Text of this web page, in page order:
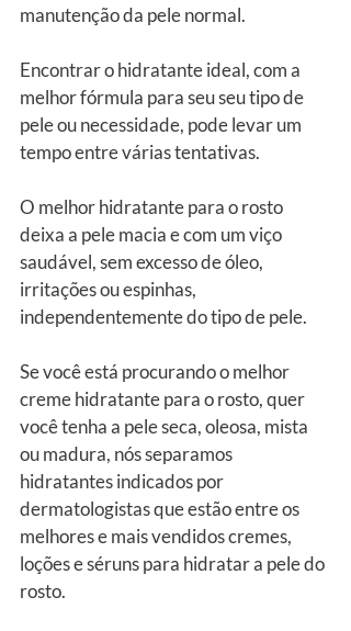
manutenção da pele normal.
Encontrar o hidratante ideal, com a
melhor fórmula para seu seu tipo de
pele ou necessidade, pode levar um
tempo entre várias tentativas.
O melhor hidratante para o rosto
deixa a pele macia e com um viço
saudável, sem excesso de óleo,
irritações ou espinhas,
independentemente do tipo de pele.
Se você está procurando o melhor
creme hidratante para o rosto, quer
você tenha a pele seca, oleosa, mista
ou madura, nós separamos
hidratantes indicados por
dermatologistas que estão entre os
melhores e mais vendidos cremes,
loções e séruns para hidratar a pele do
rosto.